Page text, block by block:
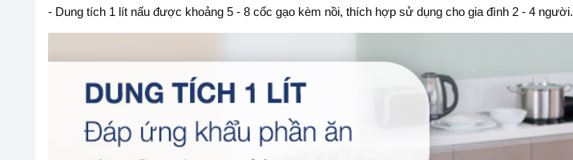
- Dung tích 1 lít nấu được khoảng 5 - 8 cốc gạo kèm nồi, thích hợp sử dụng cho gia đình 2 - 4 người.